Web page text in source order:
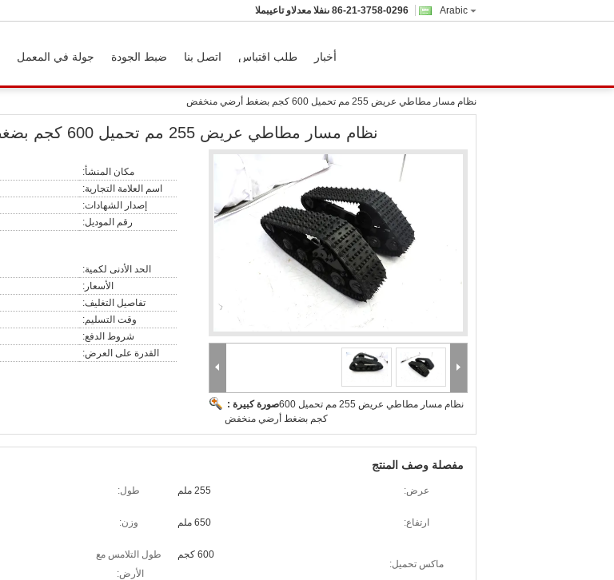
Arabic المبيعات والدعم الفنى 86-21-3758-0296
جولة في المعمل ضبط الجودة اتصل بنا طلب اقتباس أخبار
نظام مسار مطاطي عريض 255 مم تحميل 600 كجم بضغط أرضي منخفض
نظام مسار مطاطي عريض 255 مم تحميل 600 كجم بضغط أرضي منخفض
صورة كبيرة :نظام مسار مطاطي عريض 255 مم تحميل 600
كجم بضغط أرضي منخفض
مكان المنشأ:
اسم العلامة التجارية:
إصدار الشهادات:
رقم الموديل:
الحد الأدنى لكمية:
الأسعار:
تفاصيل التغليف:
وقت التسليم:
شروط الدفع:
القدرة على العرض:
مفصلة وصف المنتج
عرض: 255 ملم طول:
ارتفاع: 650 ملم وزن:
ماكس تحميل:
600 كجم
طول التلامس مع
الأرض: